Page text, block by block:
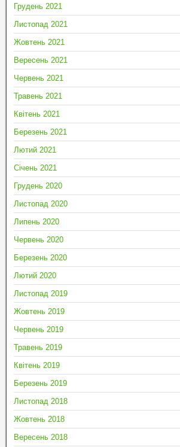
Грудень 2021
Листопад 2021
Жовтень 2021
Вересень 2021
Червень 2021
Травень 2021
Квітень 2021
Березень 2021
Лютий 2021
Січень 2021
Грудень 2020
Листопад 2020
Липень 2020
Червень 2020
Березень 2020
Лютий 2020
Листопад 2019
Жовтень 2019
Червень 2019
Травень 2019
Квітень 2019
Березень 2019
Листопад 2018
Жовтень 2018
Вересень 2018